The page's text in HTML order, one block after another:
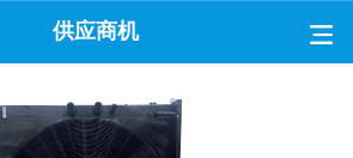
供应商机